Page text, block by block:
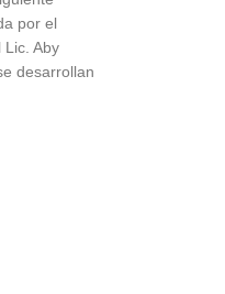
por el
Lic. Aby
desarrollan